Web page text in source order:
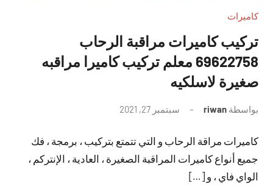
كاميرات
تركيب كاميرات مراقبة الرحاب
69622758 معلم تركيب كاميرا مراقبه
صغيرة لاسلكيه
بواسطة riwan سبتمبر 27, 2021
تعليقات
كاميرات مراقة الرحاب و التي تتمتع بتركيب ، برمجة ، فك
جميع أنواع كاميرات المراقبة الصغيرة ، العادية ، الإنتركم ،
الواي فاي ، و […]